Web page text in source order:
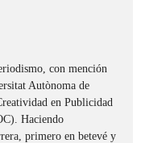
con mención
Autònoma de
en Publicidad
Haciendo
primero en betevé y